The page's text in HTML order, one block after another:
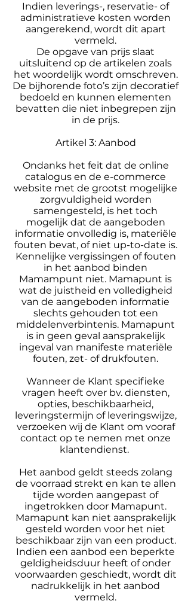
Indien leverings-, reservatie- of
administratieve kosten worden
aangerekend, wordt dit apart
vermeld.
De opgave van prijs slaat
uitsluitend op de artikelen zoals
het woordelijk wordt omschreven.
De bijhorende foto’s zijn decoratief
bedoeld en kunnen elementen
bevatten die niet inbegrepen zijn
in de prijs.
Artikel 3: Aanbod
Ondanks het feit dat de online
catalogus en de e-commerce
website met de grootst mogelijke
zorgvuldigheid worden
samengesteld, is het toch
mogelijk dat de aangeboden
informatie onvolledig is, materiële
fouten bevat, of niet up-to-date is.
Kennelijke vergissingen of fouten
in het aanbod binden
Mamampunt niet. Mamapunt is
wat de juistheid en volledigheid
van de aangeboden informatie
slechts gehouden tot een
middelenverbintenis. Mamapunt
is in geen geval aansprakelijk
ingeval van manifeste materiële
fouten, zet- of drukfouten.
Wanneer de Klant specifieke
vragen heeft over bv. diensten,
opties, beschikbaarheid,
leveringstermijn of leveringswijze,
verzoeken wij de Klant om vooraf
contact op te nemen met onze
klantendienst.
Het aanbod geldt steeds zolang
de voorraad strekt en kan te allen
tijde worden aangepast of
ingetrokken door Mamapunt.
Mamapunt kan niet aansprakelijk
gesteld worden voor het niet
beschikbaar zijn van een product.
Indien een aanbod een beperkte
geldigheidsduur heeft of onder
voorwaarden geschiedt, wordt dit
nadrukkelijk in het aanbod
vermeld.